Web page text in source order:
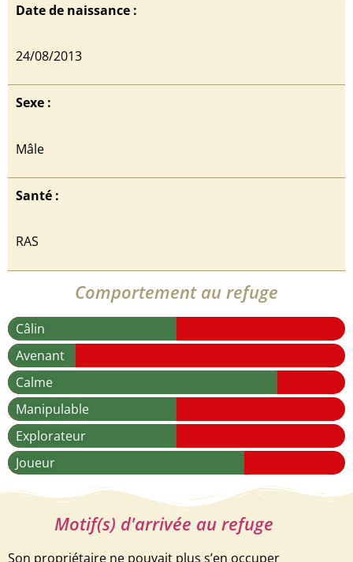
Date de naissance :
24/08/2013
Sexe :
Mâle
Santé :
RAS
Comportement au refuge
Câlin
Avenant
Calme
Manipulable
Explorateur
Joueur
Motif(s) d'arrivée au refuge
Son propriétaire ne pouvait plus s’en occuper